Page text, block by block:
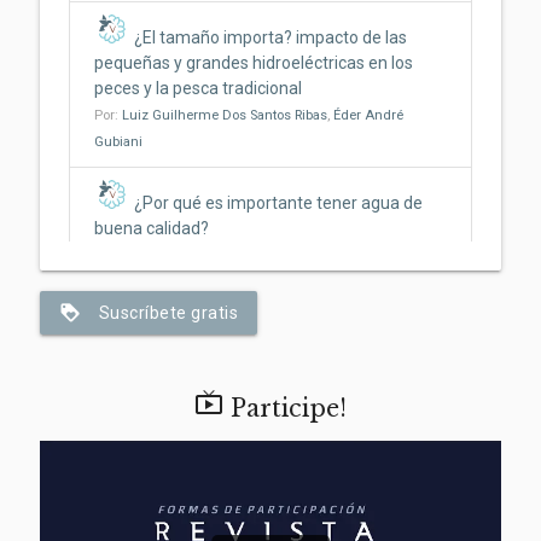
¿El tamaño importa? impacto de las
pequeñas y grandes hidroeléctricas en los
peces y la pesca tradicional
Por: Luiz Guilherme Dos Santos Ribas, Éder André
Gubiani
¿Por qué es importante tener agua de
buena calidad?
Del fuego al fogón: cómo el acto de
volviéramos humanos
cenizas de los incendios al ambiente
acuático?
loyalty Suscríbete gratis
 Participe!